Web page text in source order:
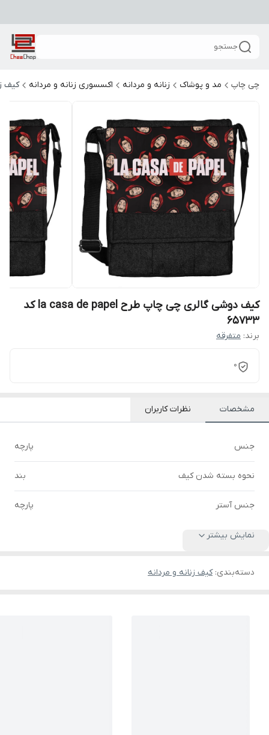
جستجو
چی چاپ مد و پوشاک زنانه و مردانه اکسسوری زنانه و مردانه کیف
کیف دوشی گالری چی چاپ طرح la casa de papel کد
65733
برند: متفرقه
0
مشخصات نظرات کاربران
جنس پارچه
نحوه بسته شدن کیف بند
جنس آستر پارچه
نمایش بیشتر
دسته‌بندی:کیف زنانه و مردانه